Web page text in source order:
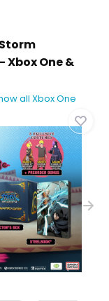
One &
all Xbox One